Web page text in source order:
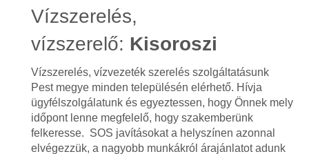
Vízszerelés,
vízszerelő: Kisoroszi
Vízszerelés, vízvezeték szerelés szolgáltatásunk
Pest megye minden településén elérhető. Hívja
ügyfélszolgálatunk és egyeztessen, hogy Önnek mely
időpont lenne megfelelő, hogy szakemberünk
felkeresse. SOS javításokat a helyszínen azonnal
elvégezzük, a nagyobb munkákról árajánlatot adunk